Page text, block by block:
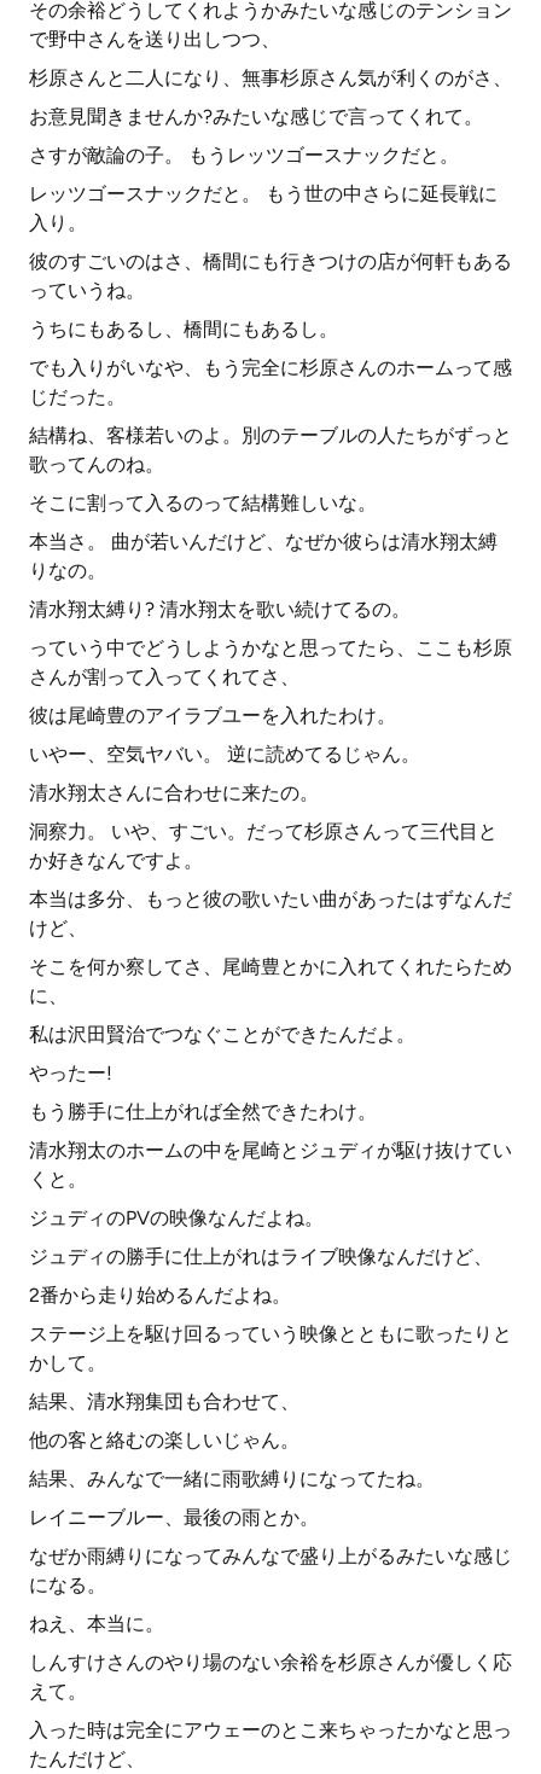
その余裕どうしてくれようかみたいな感じのテンション
で野中さんを送り出しつつ、
杉原さんと二人になり、無事杉原さん気が利くのがさ、
お意見聞きませんか?みたいな感じで言ってくれて。
さすが敵論の子。 もうレッツゴースナックだと。
レッツゴースナックだと。 もう世の中さらに延長戦に
入り。
彼のすごいのはさ、橋間にも行きつけの店が何軒もある
っていうね。
うちにもあるし、橋間にもあるし。
でも入りがいなや、もう完全に杉原さんのホームって感
じだった。
結構ね、客様若いのよ。別のテーブルの人たちがずっと
歌ってんのね。
そこに割って入るのって結構難しいな。
本当さ。 曲が若いんだけど、なぜか彼らは清水翔太縛
りなの。
清水翔太縛り? 清水翔太を歌い続けてるの。
っていう中でどうしようかなと思ってたら、ここも杉原
さんが割って入ってくれてさ、
彼は尾崎豊のアイラブユーを入れたわけ。
いやー、空気ヤバい。 逆に読めてるじゃん。
清水翔太さんに合わせに来たの。
洞察力。 いや、すごい。だって杉原さんって三代目と
か好きなんですよ。
本当は多分、もっと彼の歌いたい曲があったはずなんだ
けど、
そこを何か察してさ、尾崎豊とかに入れてくれたらため
に、
私は沢田賢治でつなぐことができたんだよ。
やったー!
もう勝手に仕上がれば全然できたわけ。
清水翔太のホームの中を尾崎とジュディが駆け抜けてい
くと。
ジュディのPVの映像なんだよね。
ジュディの勝手に仕上がれはライブ映像なんだけど、
2番から走り始めるんだよね。
ステージ上を駆け回るっていう映像とともに歌ったりと
かして。
結果、清水翔集団も合わせて、
他の客と絡むの楽しいじゃん。
結果、みんなで一緒に雨歌縛りになってたね。
レイニーブルー、最後の雨とか。
なぜか雨縛りになってみんなで盛り上がるみたいな感じ
になる。
ねえ、本当に。
しんすけさんのやり場のない余裕を杉原さんが優しく応
えて。
入った時は完全にアウェーのとこ来ちゃったかなと思っ
たんだけど、